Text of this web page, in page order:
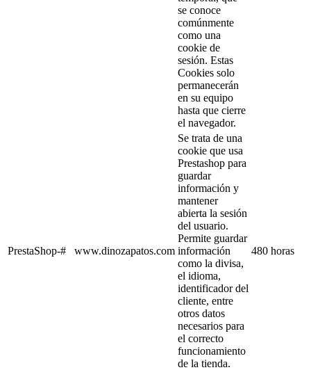
se conoce
comúnmente
como una
cookie de
sesión. Estas
Cookies solo
permanecerán
en su equipo
hasta que cierre
el navegador.
PrestaShop-# www.dinozapatos.com
Se trata de una
cookie que usa
Prestashop para
guardar
información y
mantener
abierta la sesión
del usuario.
Permite guardar
información
como la divisa,
el idioma,
identificador del
cliente, entre
otros datos
necesarios para
el correcto
funcionamiento
de la tienda.
480 horas